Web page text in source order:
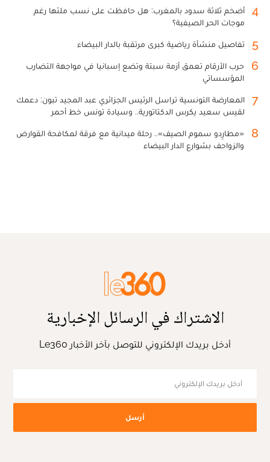
4
أضخم ثلاثة سدود بالمغرب: هل حافظت على نسب ملئها رغم
موجات الحر الصيفية؟
5 تفاصيل منشأة رياضية كبرى مرتقبة بالدار البيضاء
6
حرب الأرقام تعمق أزمة سبتة وتضع إسبانيا في مواجهة التضارب
المؤسساتي
7
المعارضة التونسية تراسل الرئيس الجزائري عبد المجيد تبون: دعمك
لقيس سعيد يكرس الدكتاتورية.. وسيادة تونس خط أحمر
8
«مطارِدو سموم الصيف».. رحلة ميدانية مع فرقة لمكافحة القوارض
والزواحف بشوارع الدار البيضاء
الاشتراك في الرسائل الإخبارية
أدخل بريدك الإلكتروني للتوصل بآخر الأخبار Le360
أرسل